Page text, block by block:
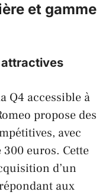
et gamme
Q4 accessible à
propose des
avec
euros. Cette
d’un
aux